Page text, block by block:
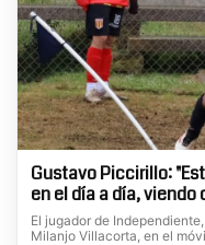
Gustavo Piccirillo:
en el día a día,
El jugador de
Milanjo Villacorta, en el